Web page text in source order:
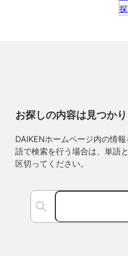
お探しの内容は見つか
DAIKENホームページ内の情
語で検索を行う場合は、単語
区切ってください。